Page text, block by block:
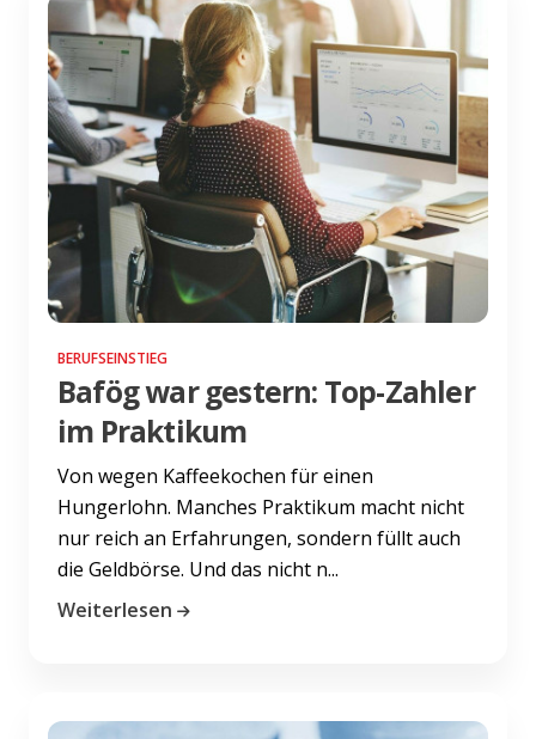
BERUFSEINSTIEG
Bafög war gestern: Top-Zahler
im Praktikum
Von wegen Kaffeekochen für einen
Hungerlohn. Manches Praktikum macht nicht
nur reich an Erfahrungen, sondern füllt auch
die Geldbörse. Und das nicht n...
Weiterlesen